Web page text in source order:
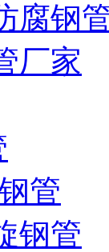
腐钢
厂家
管
钢管